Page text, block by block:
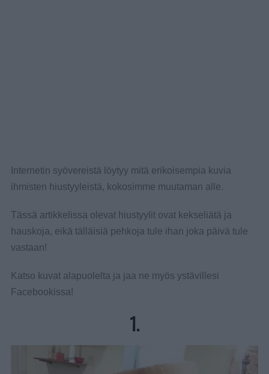
Internetin syövereistä löytyy mitä erikoisempia kuvia
ihmisten hiustyyleistä, kokosimme muutaman alle.
Tässä artikkelissa olevat hiustyylit ovat kekseliätä ja
hauskoja, eikä tälläisiä pehkoja tule ihan joka päivä tule
vastaan!
Katso kuvat alapuolelta ja jaa ne myös ystävillesi
Facebookissa!
1.